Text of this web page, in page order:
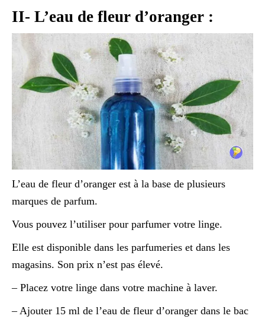
II- L’eau de fleur d’oranger :
L’eau de fleur d’oranger est à la base de plusieurs
marques de parfum.
Vous pouvez l’utiliser pour parfumer votre linge.
Elle est disponible dans les parfumeries et dans les
magasins. Son prix n’est pas élevé.
– Placez votre linge dans votre machine à laver.
– Ajouter 15 ml de l’eau de fleur d’oranger dans le bac